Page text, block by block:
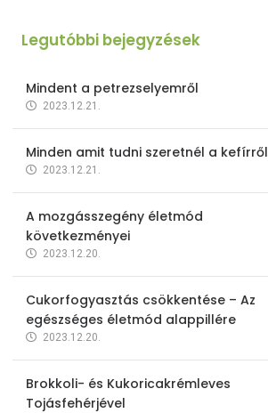
Legutóbbi bejegyzések
Mindent a petrezselyemről
2023.12.21.
Minden amit tudni szeretnél a kefírről
2023.12.21.
A mozgásszegény életmód
következményei
2023.12.20.
Cukorfogyasztás csökkentése – Az
egészséges életmód alappillére
2023.12.20.
Brokkoli- és Kukoricakrémleves
Tojásfehérjével